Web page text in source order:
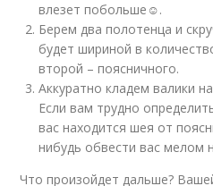
влезет побольше☺.
Берем два полотенца и
будет шириной в
второй – поясничного.
Аккуратно кладем валики
Если вам трудно
вас находится шея от
нибудь обвести вас мелом
Что произойдет дальше?